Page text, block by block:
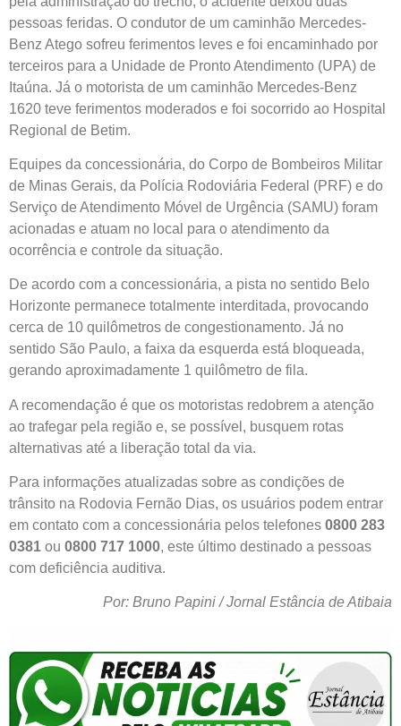
pessoas feridas. O condutor de um caminhão Mercedes-
Benz Atego sofreu ferimentos leves e foi encaminhado por
terceiros para a Unidade de Pronto Atendimento (UPA) de
Itaúna. Já o motorista de um caminhão Mercedes-Benz
1620 teve ferimentos moderados e foi socorrido ao Hospital
Regional de Betim.
Equipes da concessionária, do Corpo de Bombeiros Militar
de Minas Gerais, da Polícia Rodoviária Federal (PRF) e do
Serviço de Atendimento Móvel de Urgência (SAMU) foram
acionadas e atuam no local para o atendimento da
ocorrência e controle da situação.
De acordo com a concessionária, a pista no sentido Belo
Horizonte permanece totalmente interditada, provocando
cerca de 10 quilômetros de congestionamento. Já no
sentido São Paulo, a faixa da esquerda está bloqueada,
gerando aproximadamente 1 quilômetro de fila.
A recomendação é que os motoristas redobrem a atenção
ao trafegar pela região e, se possível, busquem rotas
alternativas até a liberação total da via.
Para informações atualizadas sobre as condições de
trânsito na Rodovia Fernão Dias, os usuários podem entrar
em contato com a concessionária pelos telefones 0800 283
0381 ou 0800 717 1000, este último destinado a pessoas
com deficiência auditiva.
Por: Bruno Papini / Jornal Estância de Atibaia